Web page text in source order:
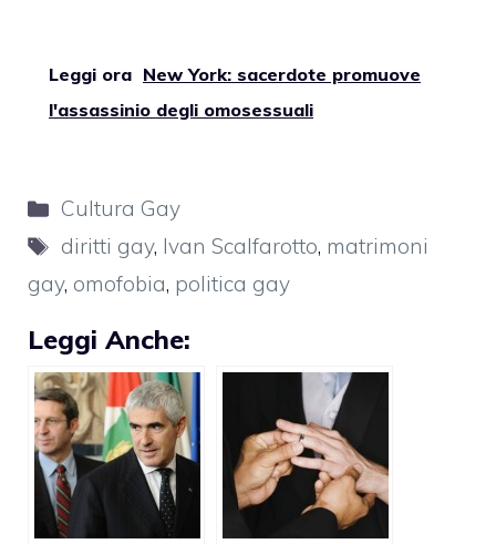
Leggi ora New York: sacerdote promuove
l'assassinio degli omosessuali
Categorie
Cultura Gay
Tag
diritti gay, Ivan Scalfarotto, matrimoni
gay, omofobia, politica gay
Leggi Anche: